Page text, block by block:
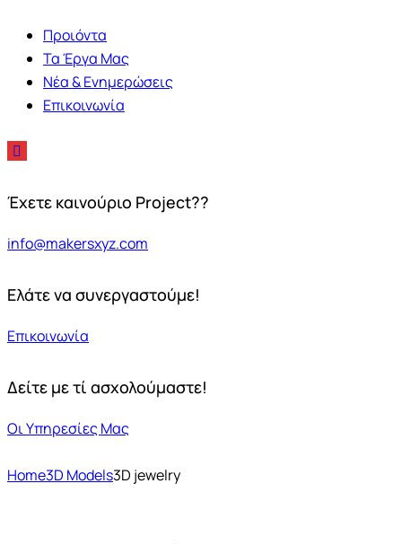
Προιόντα
Τα Έργα Μας
Νέα & Ενημερώσεις
Επικοινωνία
Έχετε καινούριο Project??
info@makersxyz.com
Ελάτε να συνεργαστούμε!
Επικοινωνία
Δείτε με τί ασχολούμαστε!
Οι Υπηρεσίες Μας
Home3D Models3D jewelry